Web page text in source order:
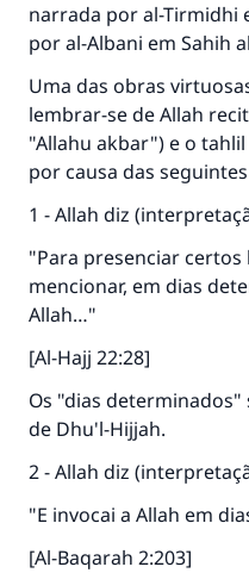
narrada por al-Tirmidhi
por al-Albani em Sahih
Uma das obras
lembrar-se de Allah
"Allahu akbar") e o
por causa das
1 - Allah diz
"Para presenciar certos
mencionar, em dias
Allah…"
[Al-Hajj 22:28]
Os "dias
de Dhu'l-Hijjah.
2 - Allah diz
"E invocai a Allah em
[Al-Baqarah 2:203]